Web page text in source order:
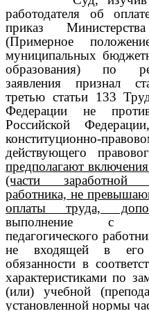
работодателя об
приказ
(Примерное
муниципальных
образования) по
заявления
признал
третью статьи 133
Федерации не
Российской
конституционно-
действующего
предполагают
(части заработной
работника, не
оплаты труда,
выполнение с
педагогического
не входящей в его
обязанности в
характеристиками по
(или) учебной
установленной нормы